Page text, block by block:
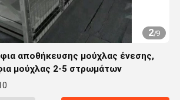
2/9
αποθήκευσης μούχλας ένεσης,
μούχλας 2-5 στρωμάτων